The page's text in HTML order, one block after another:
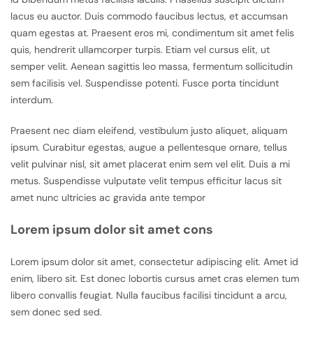
lacus eu auctor. Duis commodo faucibus lectus, et accumsan
quam egestas at. Praesent eros mi, condimentum sit amet felis
quis, hendrerit ullamcorper turpis. Etiam vel cursus elit, ut
semper velit. Aenean sagittis leo massa, fermentum sollicitudin
sem facilisis vel. Suspendisse potenti. Fusce porta tincidunt
interdum.
Praesent nec diam eleifend, vestibulum justo aliquet, aliquam
ipsum. Curabitur egestas, augue a pellentesque ornare, tellus
velit pulvinar nisl, sit amet placerat enim sem vel elit. Duis a mi
metus. Suspendisse vulputate velit tempus efficitur lacus sit
amet nunc ultricies ac gravida ante tempor
Lorem ipsum dolor sit amet cons
Lorem ipsum dolor sit amet, consectetur adipiscing elit. Amet id
enim, libero sit. Est donec lobortis cursus amet cras elemen tum
libero convallis feugiat. Nulla faucibus facilisi tincidunt a arcu,
sem donec sed sed.